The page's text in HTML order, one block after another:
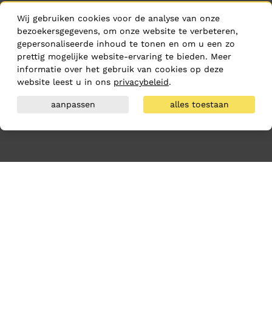
Wij gebruiken cookies voor de analyse van onze
bezoekersgegevens, om onze website te verbeteren,
gepersonaliseerde inhoud te tonen en om u een zo
prettig mogelijke website-ervaring te bieden. Meer
informatie over het gebruik van cookies op deze
website leest u in ons privacybeleid.
aanpassen alles toestaan